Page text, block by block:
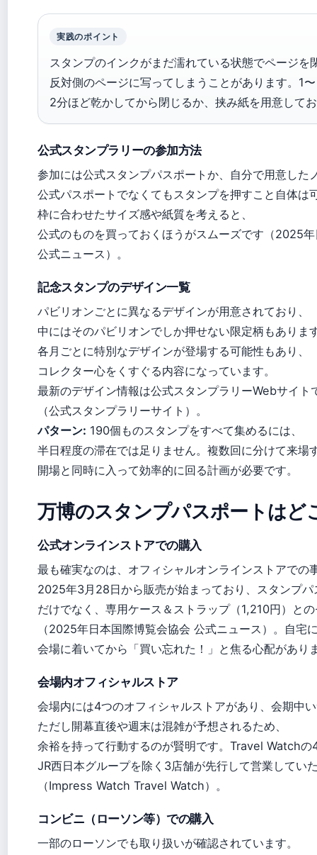
実践のポイント
スタンプのインクがまだ濡れている状態でページを
反対側のページに写ってしまうことがあります。1〜
2分ほど乾かしてから閉じるか、挟み紙を用意して
公式スタンプラリーの参加方法
参加には公式スタンプパスポートか、自分で用意した
公式パスポートでなくてもスタンプを押すこと自体は
枠に合わせたサイズ感や紙質を考えると、
公式のものを買っておくほうがスムーズです（2025
公式ニュース）。
記念スタンプのデザイン一覧
パビリオンごとに異なるデザインが用意されており、
中にはそのパビリオンでしか押せない限定柄もありま
各月ごとに特別なデザインが登場する可能性もあり、
コレクター心をくすぐる内容になっています。
最新のデザイン情報は公式スタンプラリーWebサイト
（公式スタンプラリーサイト）。
パターン: 190個ものスタンプをすべて集めるには、
半日程度の滞在では足りません。複数回に分けて来場
開場と同時に入って効率的に回る計画が必要です。
万博のスタンプパスポートはど
公式オンラインストアでの購入
最も確実なのは、オフィシャルオンラインストアでの
2025年3月28日から販売が始まっており、スタンプパ
だけでなく、専用ケース＆ストラップ（1,210円）と
（2025年日本国際博覧会協会 公式ニュース）。自宅
会場に着いてから「買い忘れた！」と焦る心配があり
会場内オフィシャルストア
会場内には4つのオフィシャルストアがあり、会期中
ただし開幕直後や週末は混雑が予想されるため、
余裕を持って行動するのが賢明です。Travel Watch
JR西日本グループを除く3店舗が先行して営業してい
（Impress Watch Travel Watch）。
コンビニ（ローソン等）での購入
一部のローソンでも取り扱いが確認されています。